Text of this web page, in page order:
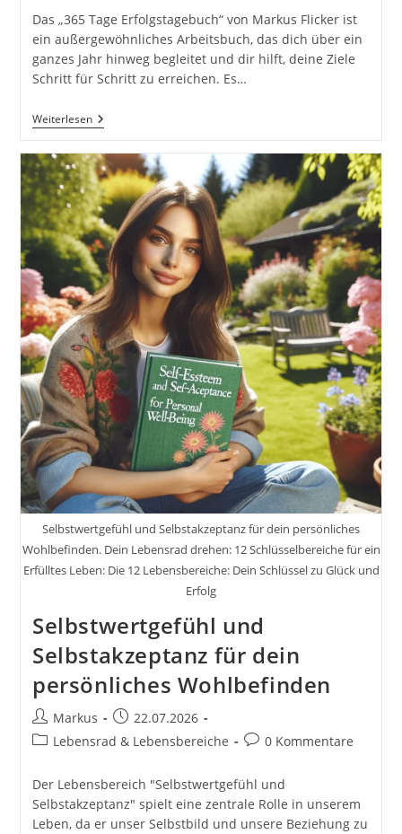
Das „365 Tage Erfolgstagebuch“ von Markus Flicker ist
ein außergewöhnliches Arbeitsbuch, das dich über ein
ganzes Jahr hinweg begleitet und dir hilft, deine Ziele
Schritt für Schritt zu erreichen. Es…
Weiterlesen365
Tage
DEIN
Arbeitsbuch
Für
DEIN
Jahr
Schritt
Für
Schritt
Zu
Deinem
Ziel.
Buch
Von
Markus
Flicker
Selbstwertgefühl und Selbstakzeptanz für dein persönliches
Wohlbefinden. Dein Lebensrad drehen: 12 Schlüsselbereiche für ein
Erfülltes Leben: Die 12 Lebensbereiche: Dein Schlüssel zu Glück und
Erfolg
Selbstwertgefühl und
Selbstakzeptanz für dein
persönliches Wohlbefinden
Beitrags-
Autor:
Markus
Beitrag
veröffentlicht:
22.07.2026
Beitrags-
Lebensrad & Lebensbereiche
Beitrags-
0 Kommentare
Der Lebensbereich "Selbstwertgefühl und
Selbstakzeptanz" spielt eine zentrale Rolle in unserem
Leben, da er unser Selbstbild und unsere Beziehung zu